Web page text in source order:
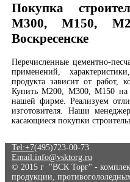
Покупка
М300, М150,
Воскресенске
Перечисленные цементно-
применений,
продукта зависит от работ,
Купить М200, М300, М150 на
нашей фирме. Реализуем
изготовителя. Наши
касающиеся покупки
Tel:+7(495)723-00-73
Email:info@vsktorg.ru
© 2015 г "ВСК Торг" -
продукции, противогололедных